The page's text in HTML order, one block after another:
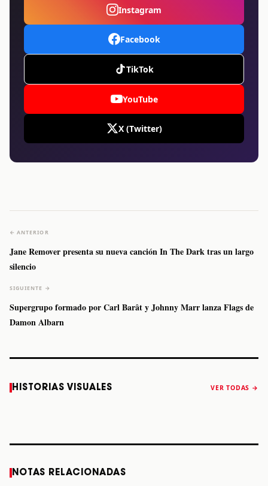
Instagram
Facebook
TikTok
YouTube
X (Twitter)
← ANTERIOR
Jane Remover presenta su nueva canción In The Dark tras un largo
silencio
SIGUIENTE →
Supergrupo formado por Carl Barât y Johnny Marr lanza Flags de
Damon Albarn
HISTORIAS VISUALES VER TODAS →
Caifanes regresa
a Monterrey el
Fallece Felipe
Staiti, guitarrista
anuncia “Reality
NOTAS RELACIONADAS